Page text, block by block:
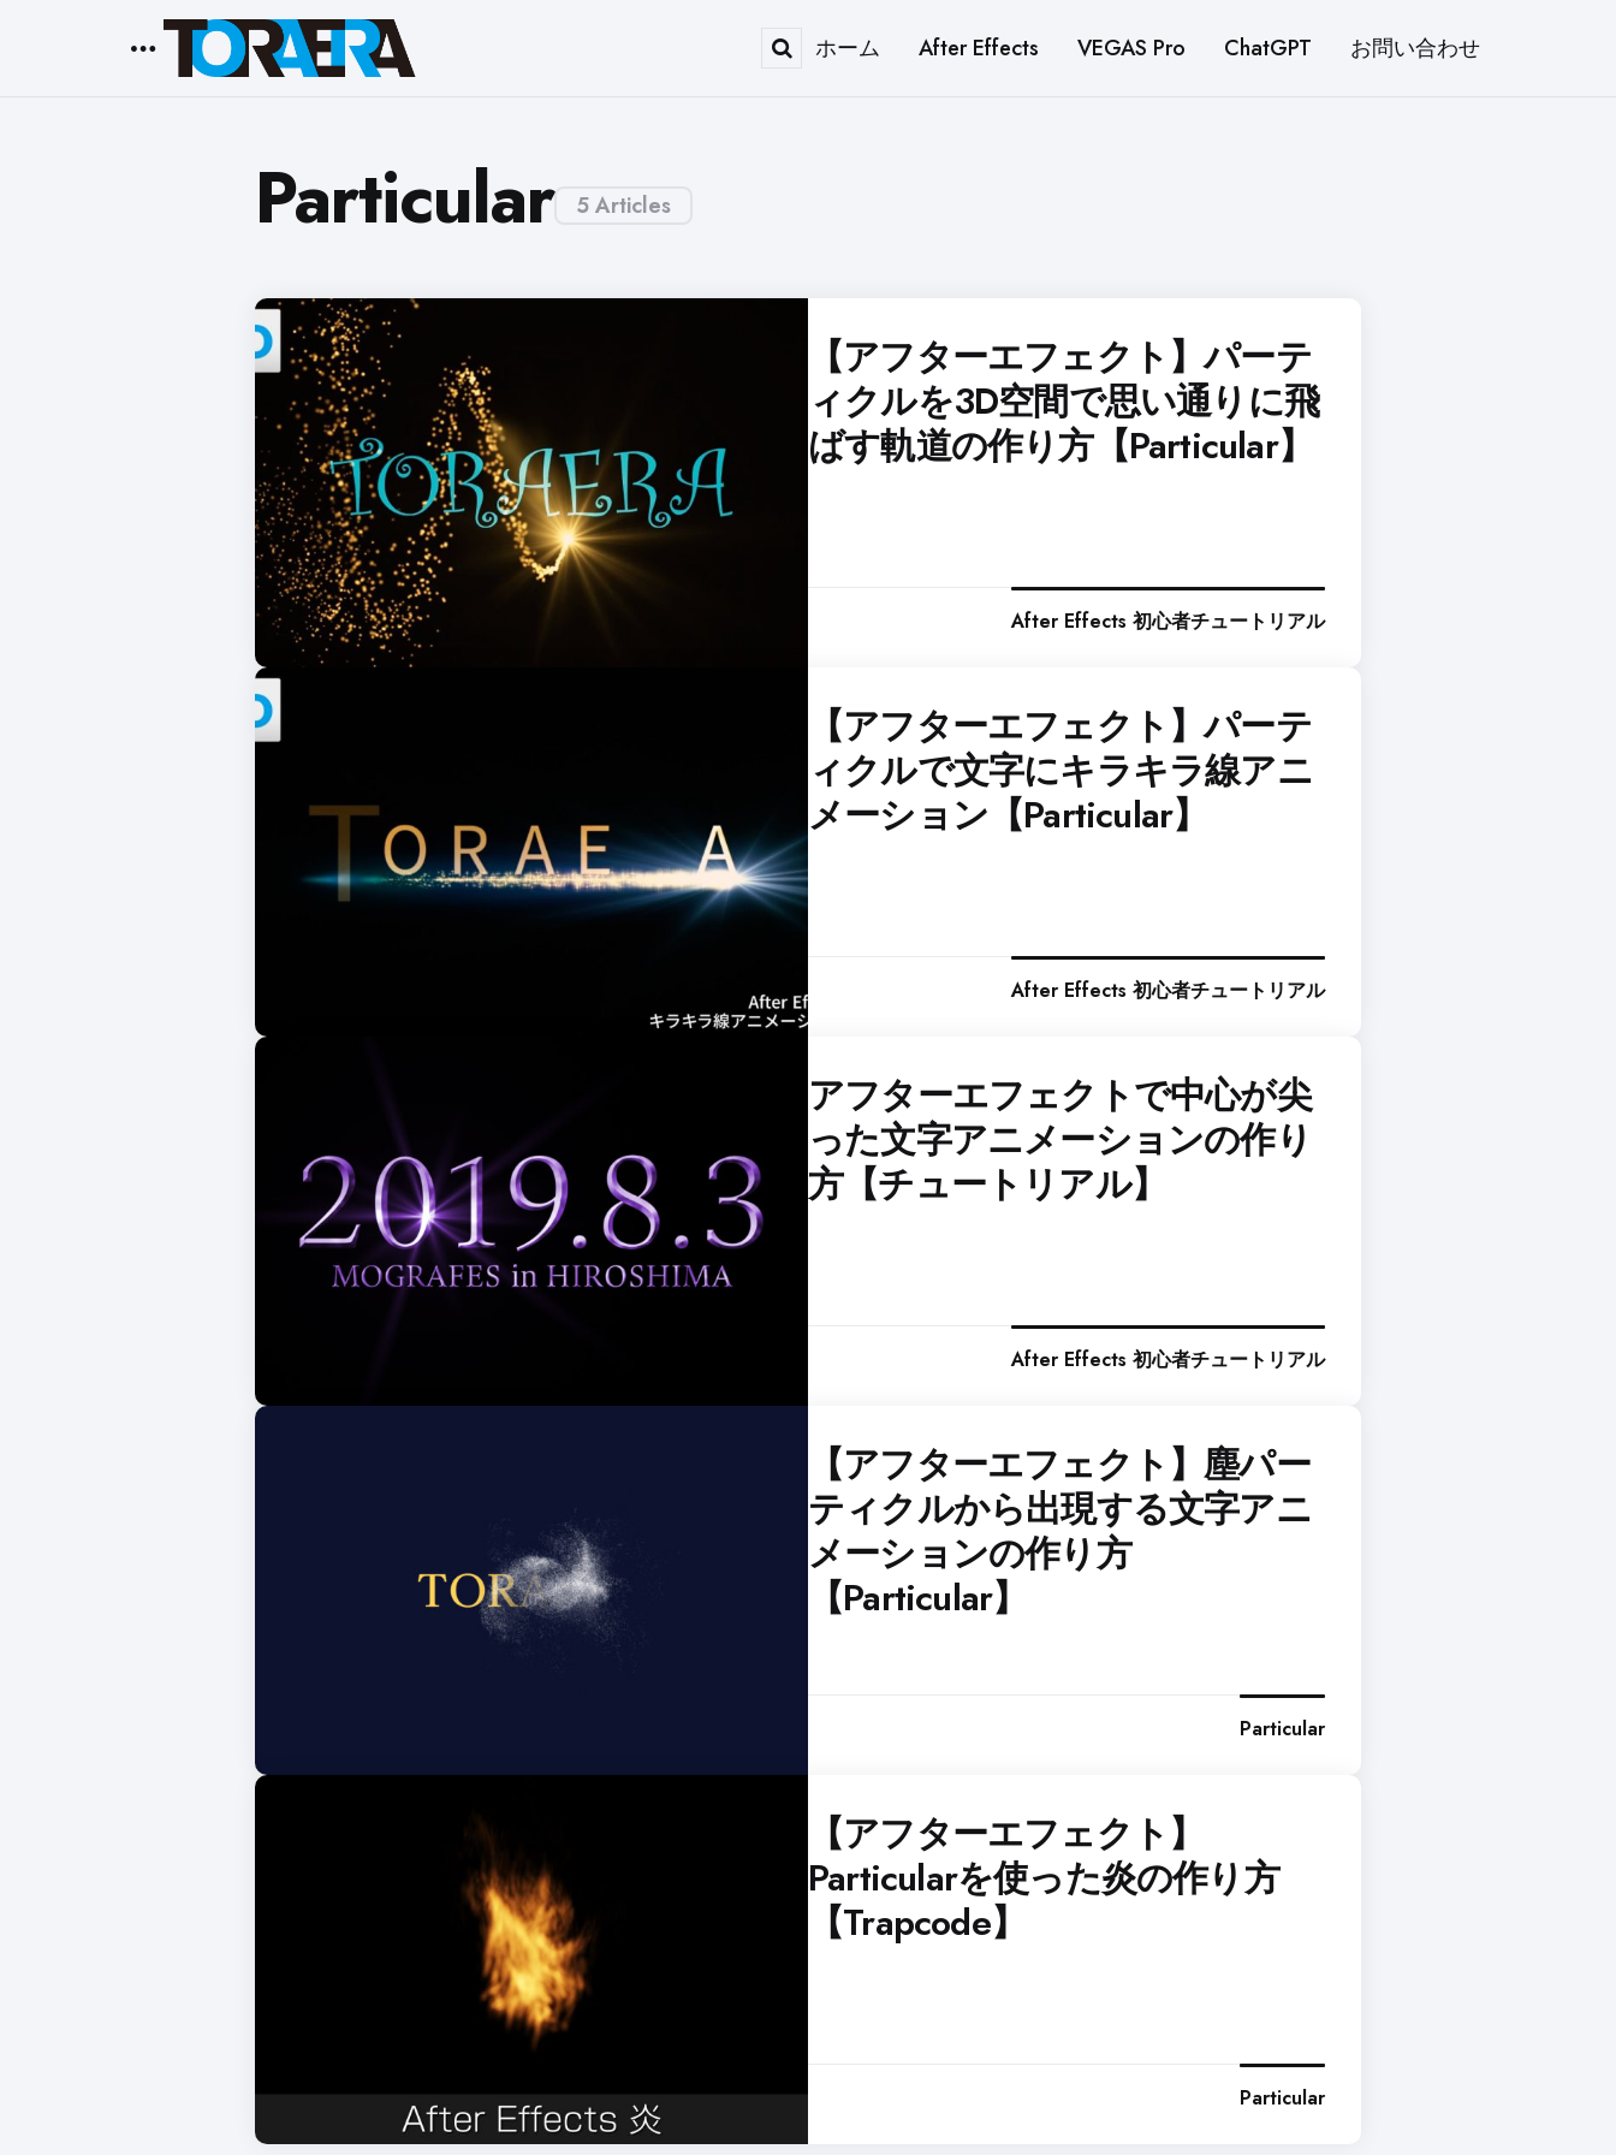
Menu
ホーム After Effects VEGAS Pro ChatGPT お問い合わせ
5 Articles
Particular
【アフターエフェクト】パーテ
ィクルを3D空間で思い通りに飛
ばす軌道の作り方【Particular】
After Effects 初心者チュートリアル
【アフターエフェクト】パーテ
ィクルで文字にキラキラ線アニ
メーション【Particular】
After Effects 初心者チュートリアル
アフターエフェクトで中心が尖
った文字アニメーションの作り
方【チュートリアル】
After Effects 初心者チュートリアル
【アフターエフェクト】塵パー
ティクルから出現する文字アニ
メーションの作り方
【Particular】
Particular
【アフターエフェクト】
Particularを使った炎の作り方
【Trapcode】
Particular